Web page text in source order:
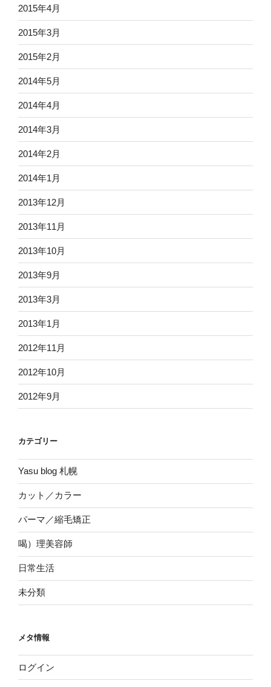
2015年4月
2015年3月
2015年2月
2014年5月
2014年4月
2014年3月
2014年2月
2014年1月
2013年12月
2013年11月
2013年10月
2013年9月
2013年3月
2013年1月
2012年11月
2012年10月
2012年9月
カテゴリー
Yasu blog 札幌
カット／カラー
パーマ／縮毛矯正
喝）理美容師
日常生活
未分類
メタ情報
ログイン